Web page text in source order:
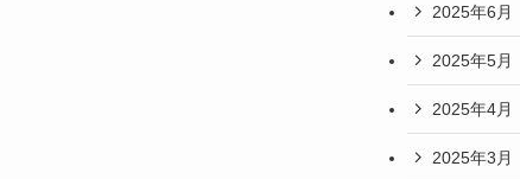
2025年6月
2025年5月
2025年4月
2025年3月